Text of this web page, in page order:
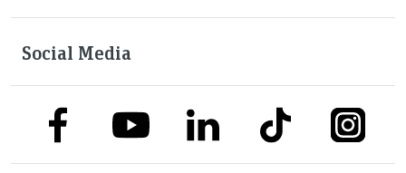
Social Media
link to facebooklink to youtubelink to linkedinlink to tiktok link to